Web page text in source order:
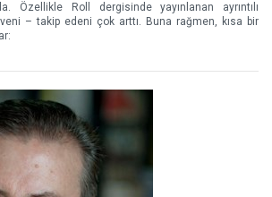
Özellikle Roll dergisinde yayınlanan ayrıntılı
– takip edeni çok arttı. Buna rağmen, kısa bir